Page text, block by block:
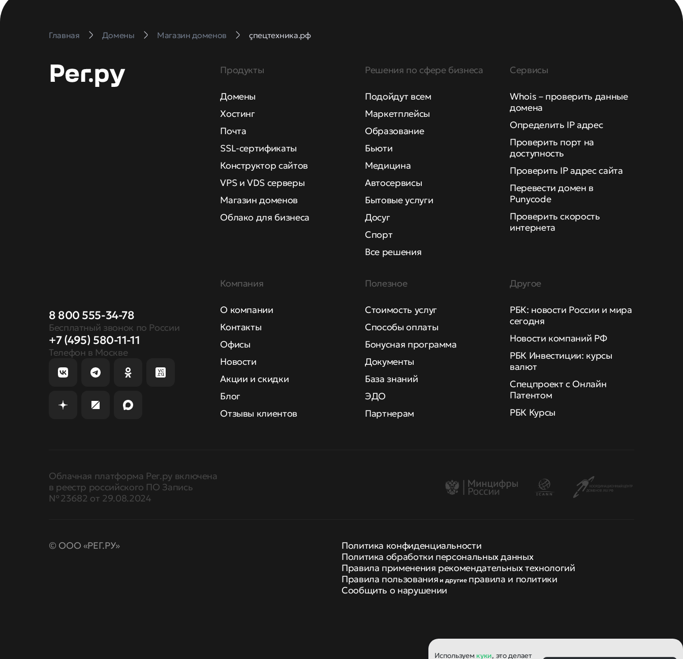
Главная Домены Магазин доменов ҫпецтехника.рф
8 800 555-34-78
Бесплатный звонок по России
+7 (495) 580-11-11
Телефон в Москве
Продукты
Домены
Хостинг
Почта
SSL-сертификаты
Конструктор сайтов
VPS и VDS серверы
Магазин доменов
Облако для бизнеса
Решения по сфере бизнеса
Подойдут всем
Маркетплейсы
Образование
Бьюти
Медицина
Автосервисы
Бытовые услуги
Досуг
Спорт
Все решения
Сервисы
Whois – проверить данные
домена
Определить IP адрес
Проверить порт на
доступность
Проверить IP адрес сайта
Перевести домен в
Punycode
Проверить скорость
интернета
Компания
О компании
Контакты
Офисы
Новости
Акции и скидки
Блог
Отзывы клиентов
Полезное
Стоимость услуг
Способы оплаты
Бонусная программа
Документы
База знаний
ЭДО
Партнерам
Другое
РБК: новости России и мира
сегодня
Новости компаний РФ
РБК Инвестиции: курсы
валют
Спецпроект с Онлайн
Патентом
РБК Курсы
Облачная платформа Рег.ру включена
в реестр российского ПО Запись
№ 23682 от 29.08.2024
© ООО «РЕГ.РУ»
Политика конфиденциальности
Политика обработки персональных данных
Правила применения рекомендательных технологий
Правила пользования и другие правила и политики
Сообщить о нарушении
Используем куки, это делает